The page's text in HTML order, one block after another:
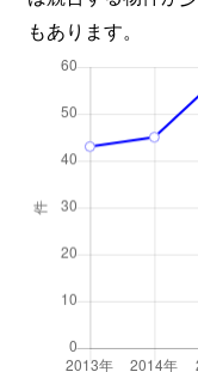
もあります。